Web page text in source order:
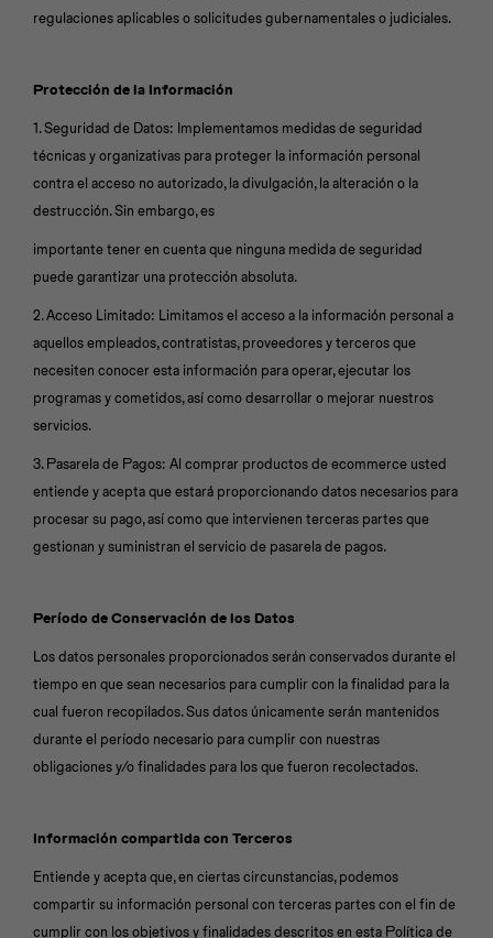
regulaciones aplicables o solicitudes gubernamentales o judiciales.
Protección de la Información
1. Seguridad de Datos: Implementamos medidas de seguridad
técnicas y organizativas para proteger la información personal
contra el acceso no autorizado, la divulgación, la alteración o la
destrucción. Sin embargo, es
importante tener en cuenta que ninguna medida de seguridad
puede garantizar una protección absoluta.
2. Acceso Limitado: Limitamos el acceso a la información personal a
aquellos empleados, contratistas, proveedores y terceros que
necesiten conocer esta información para operar, ejecutar los
programas y cometidos, así como desarrollar o mejorar nuestros
servicios.
3. Pasarela de Pagos: Al comprar productos de ecommerce usted
entiende y acepta que estará proporcionando datos necesarios para
procesar su pago, así como que intervienen terceras partes que
gestionan y suministran el servicio de pasarela de pagos.
Período de Conservación de los Datos
Los datos personales proporcionados serán conservados durante el
tiempo en que sean necesarios para cumplir con la finalidad para la
cual fueron recopilados. Sus datos únicamente serán mantenidos
durante el período necesario para cumplir con nuestras
obligaciones y/o finalidades para los que fueron recolectados.
Información compartida con Terceros
Entiende y acepta que, en ciertas circunstancias, podemos
compartir su información personal con terceras partes con el fin de
cumplir con los objetivos y finalidades descritos en esta Política de